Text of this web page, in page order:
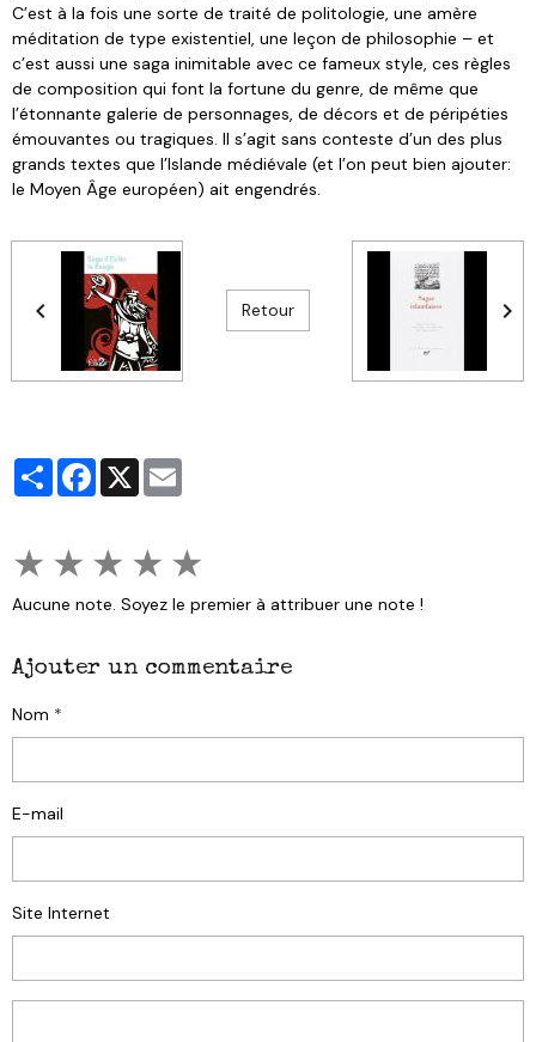
C’est à la fois une sorte de traité de politologie, une amère
méditation de type existentiel, une leçon de philosophie – et
c’est aussi une saga inimitable avec ce fameux style, ces règles
de composition qui font la fortune du genre, de même que
l’étonnante galerie de personnages, de décors et de péripéties
émouvantes ou tragiques. Il s’agit sans conteste d’un des plus
grands textes que l’Islande médiévale (et l’on peut bien ajouter:
le Moyen Âge européen) ait engendrés.
Retour
PartagerFacebook
X
★ ★ ★ ★ ★
Aucune note. Soyez le premier à attribuer une note !
Ajouter un commentaire
Nom
E-mail
Site Internet